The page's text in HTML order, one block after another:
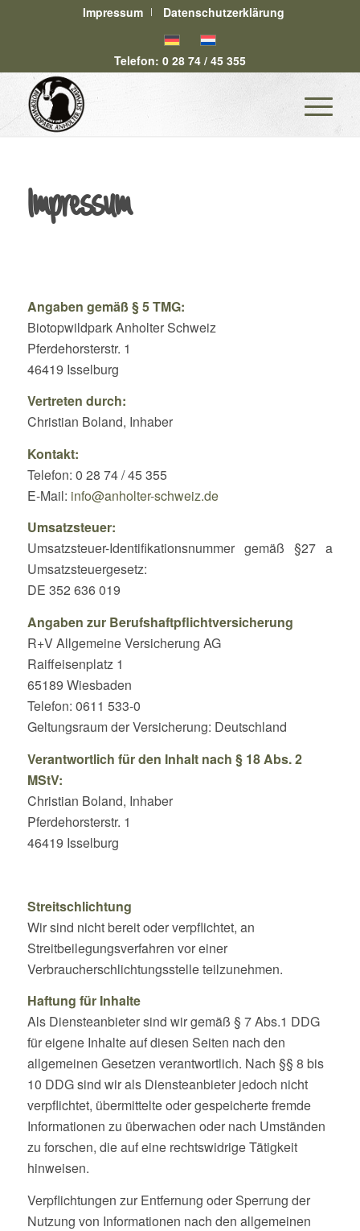
Impressum Datenschutzerklärung
Telefon: 0 28 74 / 45 355
Impressum
Angaben gemäß § 5 TMG:
Biotopwildpark Anholter Schweiz
Pferdehorsterstr. 1
46419 Isselburg
Vertreten durch:
Christian Boland, Inhaber
Kontakt:
Telefon: 0 28 74 / 45 355
E-Mail: info@anholter-schweiz.de
Umsatzsteuer:
Umsatzsteuer-Identifikationsnummer gemäß §27 a
Umsatzsteuergesetz:
DE 352 636 019
Angaben zur Berufshaftpflichtversicherung
R+V Allgemeine Versicherung AG
Raiffeisenplatz 1
65189 Wiesbaden
Telefon: 0611 533-0
Geltungsraum der Versicherung: Deutschland
Verantwortlich für den Inhalt nach § 18 Abs. 2
MStV:
Christian Boland, Inhaber
Pferdehorsterstr. 1
46419 Isselburg
Streitschlichtung
Wir sind nicht bereit oder verpflichtet, an
Streitbeilegungsverfahren vor einer
Verbraucherschlichtungsstelle teilzunehmen.
Haftung für Inhalte
Als Diensteanbieter sind wir gemäß § 7 Abs.1 DDG
für eigene Inhalte auf diesen Seiten nach den
allgemeinen Gesetzen verantwortlich. Nach §§ 8 bis
10 DDG sind wir als Diensteanbieter jedoch nicht
verpflichtet, übermittelte oder gespeicherte fremde
Informationen zu überwachen oder nach Umständen
zu forschen, die auf eine rechtswidrige Tätigkeit
hinweisen.
Verpflichtungen zur Entfernung oder Sperrung der
Nutzung von Informationen nach den allgemeinen